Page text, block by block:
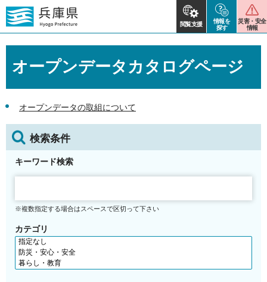
閲覧支援
情報を
探す
災害・安全
情報
オープンデータカタログページ
オープンデータの取組について
検索条件
キーワード検索
※複数指定する場合はスペースで区切って下さい
カテゴリ